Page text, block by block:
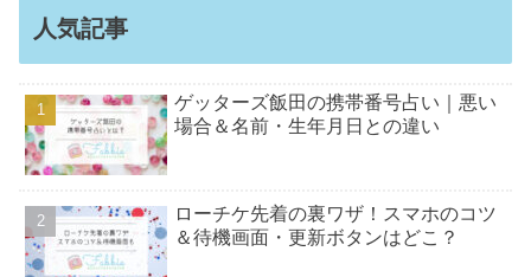
人気記事
ゲッターズ飯田の携帯番号占い｜悪い
場合＆名前・生年月日との違い
ローチケ先着の裏ワザ！スマホのコツ
＆待機画面・更新ボタンはどこ？